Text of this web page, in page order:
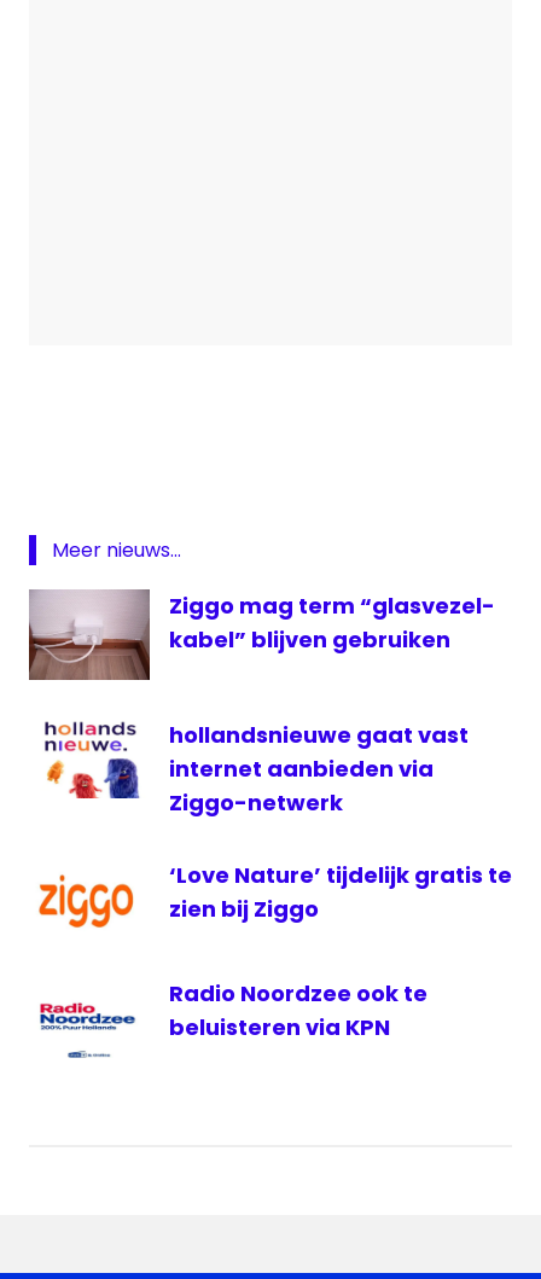
illegaal
kijken
IPTV
KPN
streams
televisie
Meer nieuws...
Ziggo mag term “glasvezel-
kabel” blijven gebruiken
hollandsnieuwe gaat vast
internet aanbieden via
Ziggo-netwerk
‘Love Nature’ tijdelijk gratis te
zien bij Ziggo
Radio Noordzee ook te
beluisteren via KPN